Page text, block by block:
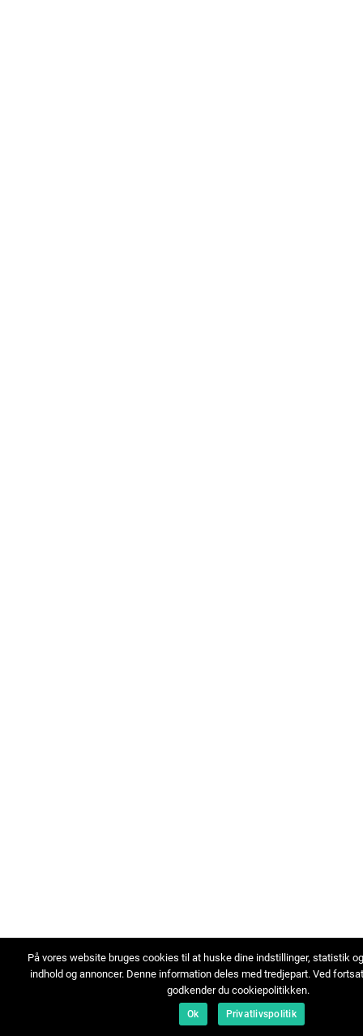
På vores website bruges cookies til at huske dine indstillinger, statistik
indhold og annoncer. Denne information deles med tredjepart. Ved
godkender du cookiepolitikken.
Ok Privatlivspolitik